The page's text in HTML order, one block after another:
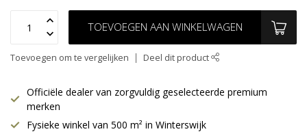
TOEVOEGEN AAN WINKELWAGEN
Toevoegen om te vergelijken Deel dit product
Officiële dealer van zorgvuldig geselecteerde premium
merken
Fysieke winkel van 500 m² in Winterswijk